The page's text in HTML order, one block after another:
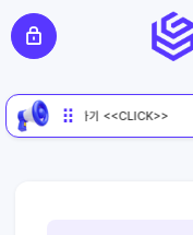
이백 신청하러가기 <<CLICK>>